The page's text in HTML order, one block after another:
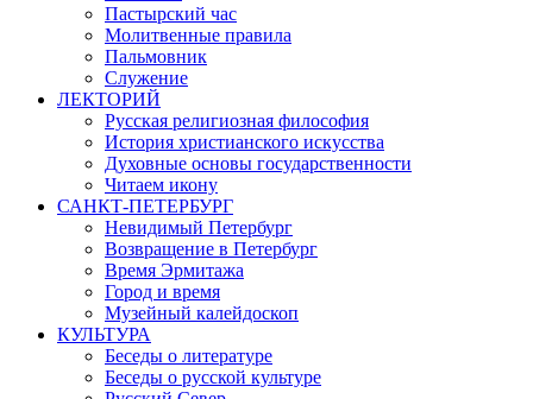
Пастырский час
Молитвенные правила
Пальмовник
Служение
ЛЕКТОРИЙ
Русская религиозная философия
История христианского искусства
Духовные основы государственности
Читаем икону
САНКТ-ПЕТЕРБУРГ
Невидимый Петербург
Возвращение в Петербург
Время Эрмитажа
Город и время
Музейный калейдоскоп
КУЛЬТУРА
Беседы о литературе
Беседы о русской культуре